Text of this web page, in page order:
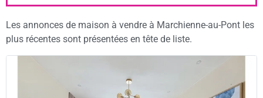
Les annonces de maison à vendre à Marchienne-au-Pont les
plus récentes sont présentées en tête de liste.